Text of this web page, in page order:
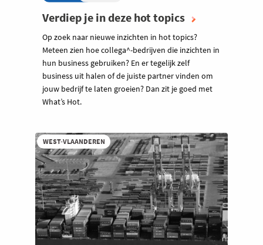
Verdiep je in deze hot topics
Op zoek naar nieuwe inzichten in hot topics?
Meteen zien hoe collega^-bedrijven die inzichten in
hun business gebruiken? En er tegelijk zelf
business uit halen of de juiste partner vinden om
jouw bedrijf te laten groeien? Dan zit je goed met
What’s Hot.
WEST-VLAANDEREN